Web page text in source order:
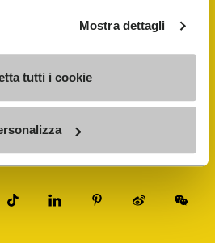
Mostra dettagli
tutti i cookie